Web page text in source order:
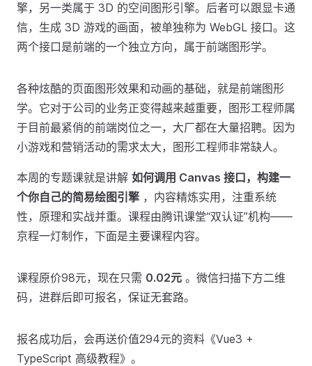
擎，另一类属于 3D 的空间图形引擎。后者可以跟显卡通
信，生成 3D 游戏的画面，被单独称为 WebGL 接口。这
两个接口是前端的一个独立方向，属于前端图形学。
各种炫酷的页面图形效果和动画的基础，就是前端图形
学。它对于公司的业务正变得越来越重要，图形工程师属
于目前最紧俏的前端岗位之一，大厂都在大量招聘。因为
小游戏和营销活动的需求太大，图形工程师非常缺人。
本周的专题课就是讲解 如何调用 Canvas 接口，构建一
个你自己的简易绘图引擎 ，内容精炼实用，注重系统
性，原理和实战并重。课程由腾讯课堂“双认证”机构——
京程一灯制作，下面是主要课程内容。
课程原价98元，现在只需 0.02元 。微信扫描下方二维
码，进群后即可报名，保证无套路。
报名成功后，会再送价值294元的资料《Vue3 +
TypeScript 高级教程》。